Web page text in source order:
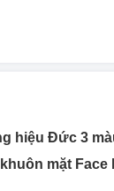
hiệu Đức 3
mặt